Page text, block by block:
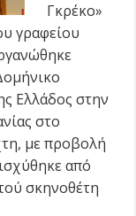
Γκρέκο»
γραφείου
Ελλάδος στην
στο
με προβολή
από
σκηνοθέτη